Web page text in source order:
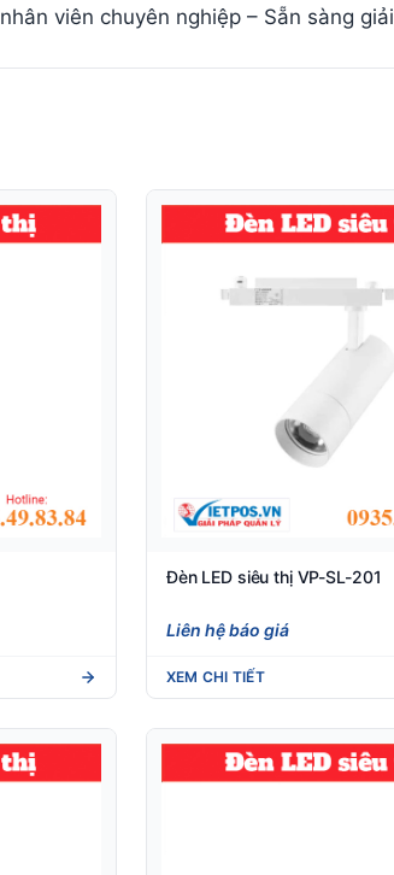
viên chuyên nghiệp – Sẵn sàng giải
Đèn LED siêu thị VP-SL-201
Liên hệ báo giá
XEM CHI TIẾT